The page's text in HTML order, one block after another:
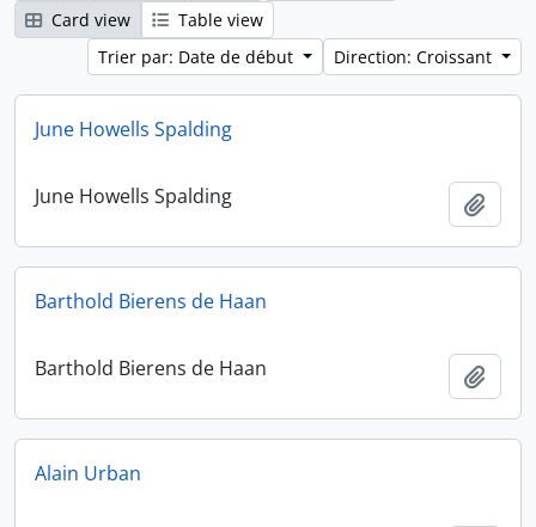
Card view
Table view
Trier par: Date de début
Direction: Croissant
June Howells Spalding
June Howells Spalding
Barthold Bierens de Haan
Barthold Bierens de Haan
Alain Urban